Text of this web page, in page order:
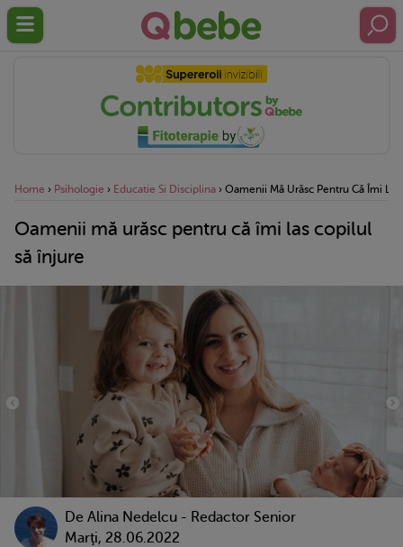
Home › Psihologie › Educatie Si Disciplina › Oamenii Mă Urăsc Pentru Că Îmi
Oamenii mă urăsc pentru că îmi las copilul
să înjure
De Alina Nedelcu - Redactor Senior
Marţi, 28.06.2022